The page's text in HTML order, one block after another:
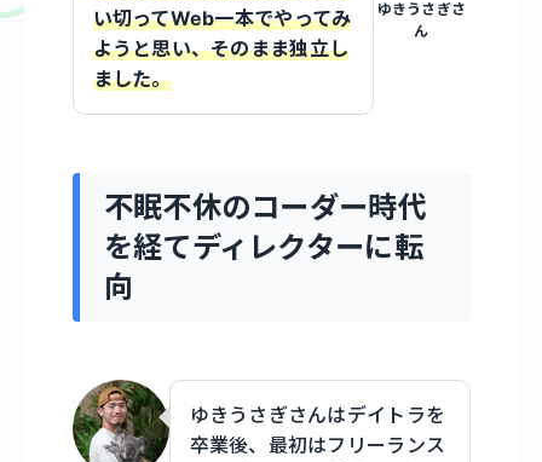
ゆきうさぎさ
ん
い切ってWeb一本でやってみ
ようと思い、そのまま独立し
ました。
不眠不休のコーダー時代
を経てディレクターに転
向
ゆきうさぎさんはデイトラを
卒業後、最初はフリーランス